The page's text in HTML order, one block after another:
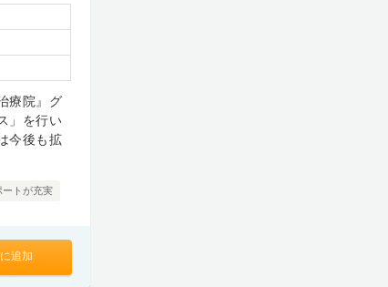
療院』グ
」を行い
今後も拡
ートが充実
追加